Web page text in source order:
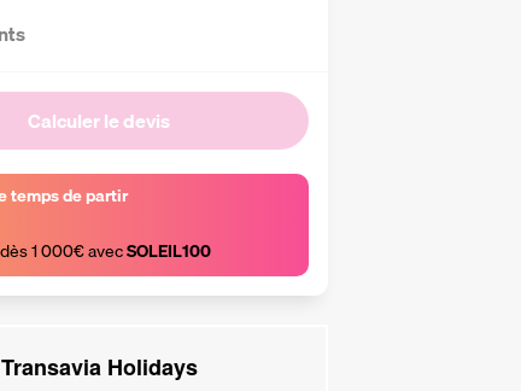
Calculer le devis
temps de partir
1 000€ avec SOLEIL100
Transavia Holidays